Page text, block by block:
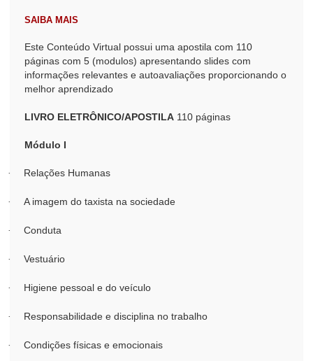
SAIBA MAIS
Este Conteúdo Virtual possui uma apostila com 110
páginas com 5 (modulos) apresentando slides com
informações relevantes e autoavaliações proporcionando o
melhor aprendizado
LIVRO ELETRÔNICO/APOSTILA 110 páginas
Módulo I
· Relações Humanas
· A imagem do taxista na sociedade
· Conduta
· Vestuário
· Higiene pessoal e do veículo
· Responsabilidade e disciplina no trabalho
· Condições físicas e emocionais